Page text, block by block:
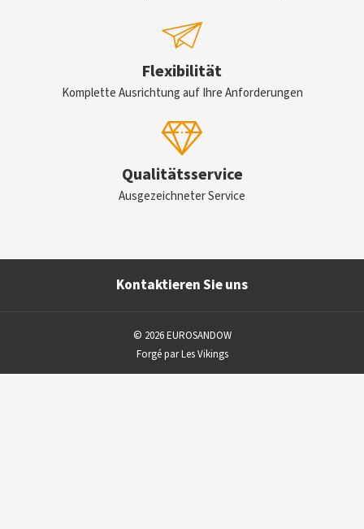
Flexibilität
Komplette Ausrichtung auf Ihre Anforderungen
Qualitätsservice
Ausgezeichneter Service
Kontaktieren Sie uns
© 2026 EUROSANDOW
Forgé par Les Vikings